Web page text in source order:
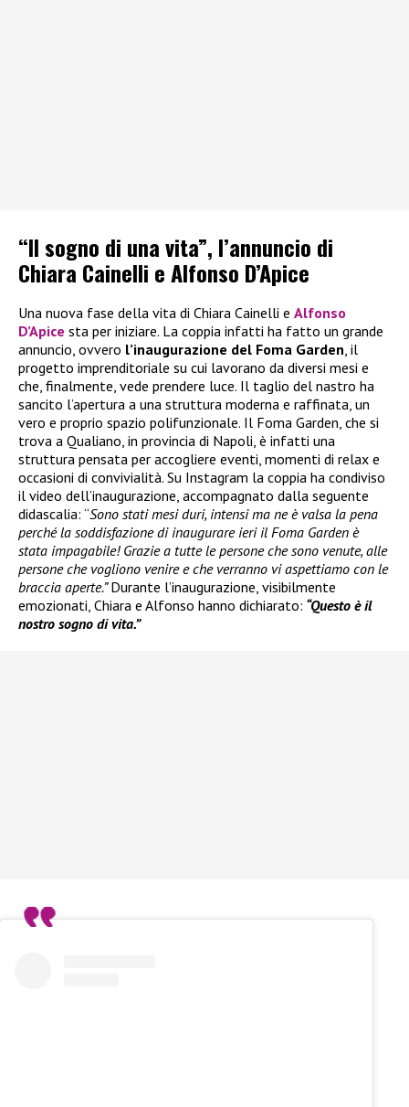
“Il sogno di una vita”, l’annuncio di
Chiara Cainelli e Alfonso D’Apice
Una nuova fase della vita di Chiara Cainelli e Alfonso
D’Apice sta per iniziare. La coppia infatti ha fatto un grande
annuncio, ovvero l’inaugurazione del Foma Garden, il
progetto imprenditoriale su cui lavorano da diversi mesi e
che, finalmente, vede prendere luce. Il taglio del nastro ha
sancito l’apertura a una struttura moderna e raffinata, un
vero e proprio spazio polifunzionale. Il Foma Garden, che si
trova a Qualiano, in provincia di Napoli, è infatti una
struttura pensata per accogliere eventi, momenti di relax e
occasioni di convivialità. Su Instagram la coppia ha condiviso
il video dell’inaugurazione, accompagnato dalla seguente
didascalia: “Sono stati mesi duri, intensi ma ne è valsa la pena
perché la soddisfazione di inaugurare ieri il Foma Garden è
stata impagabile! Grazie a tutte le persone che sono venute, alle
persone che vogliono venire e che verranno vi aspettiamo con le
braccia aperte.”Durante l’inaugurazione, visibilmente
emozionati, Chiara e Alfonso hanno dichiarato: “Questo è il
nostro sogno di vita.”